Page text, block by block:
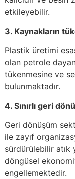
etkileyebilir.
3. Kaynakların
Plastik üretimi
olan petrole
tükenmesine ve
bulunmaktadır.
4. Sınırlı geri
Geri dönüşüm
ile zayıf
sürdürülebilir
döngüsel
engellemektedir.